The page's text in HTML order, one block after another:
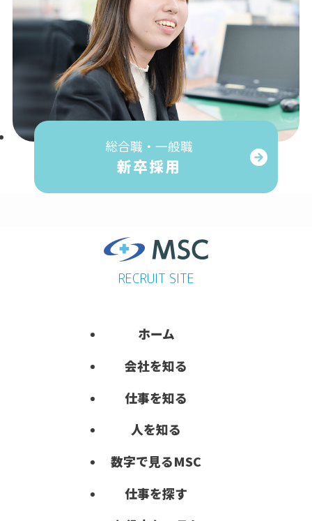
総合職・一般職
新卒採用
RECRUIT SITE
ホーム
会社を知る
仕事を知る
人を知る
数字で見るMSC
仕事を探す